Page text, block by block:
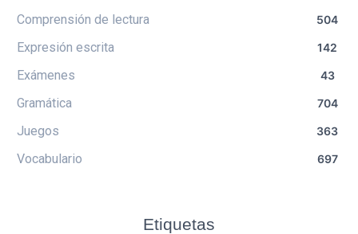
Comprensión de lectura 504
Expresión escrita 142
Exámenes 43
Gramática 704
Juegos 363
Vocabulario 697
Etiquetas